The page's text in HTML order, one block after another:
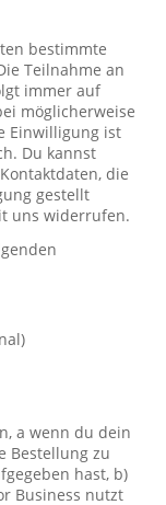
bestimmte
Teilnahme an
immer auf
möglicherweise
Einwilligung ist
Du kannst
die
gestellt
uns widerrufen.
a wenn du dein
Bestellung zu
hast, b)
Business nutzt